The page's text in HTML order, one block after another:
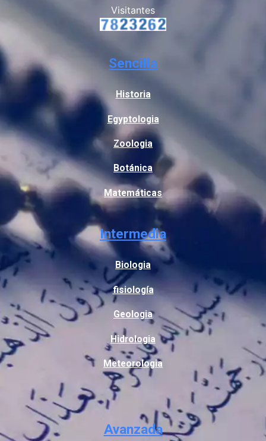
Visitantes
Sencilla
Historia
Egyptologia
Zoologia
Botánica
Matemáticas
Intermedia
Biologia
fisiología
Geologia
Hidrologia
Meteorologia
Avanzada